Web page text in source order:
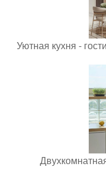
Уютная кухня -